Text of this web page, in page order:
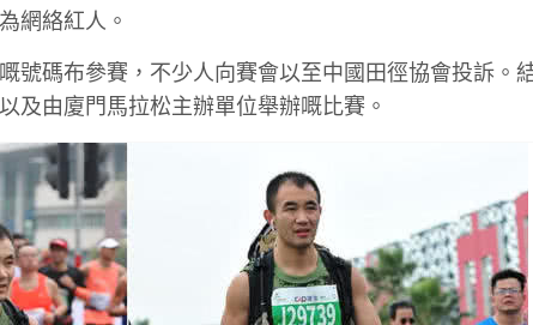
網絡紅人。
號碼布參賽，不少人向賽會以至中國田徑協會投訴。
及由廈門馬拉松主辦單位舉辦嘅比賽。